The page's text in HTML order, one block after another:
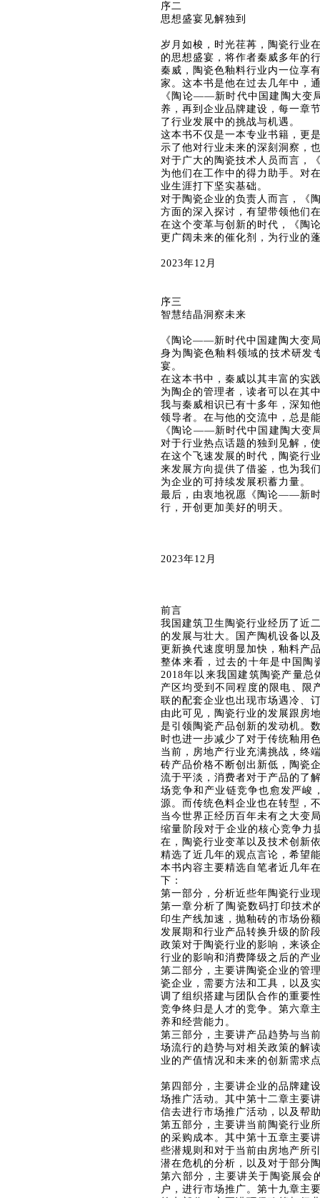
序二
思想盛宴见解独到
岁月如梭，时光荏苒，陶瓷行业
的思想盛宴，将作者秦威多年的
秦威，陶瓷色釉料行业内一位享
家。这本书是他在过去几年中，
《陶论——新时代中国建陶大变
养，再到企业品牌建设，每一章
了行业发展中的挑战与机遇。
这本书不仅是一本专业书籍，更
示了他对行业未来的深刻洞察，
对于广大的陶瓷技术人员而言，
为他们在工作中的得力助手。对
业生涯打下坚实基础。
对于陶瓷企业的负责人而言，《
方面的深入探讨，有望带领他们
在这个变革与创新的时代，《陶
更广阔未来的催化剂，为行业的
2023年12月
序三
智慧结晶洞察未来
《陶论——新时代中国建陶大变局
身为陶瓷色釉料领域的技术研发
宴。
在这本书中，秦威以其丰富的实
为陶企的管理者，读者可以在其
我与秦威相识已有十多年，深知
领导者。在与他的交流中，总是
《陶论——新时代中国建陶大变
对于行业热点话题的独到见解，
在这个飞速发展的时代，陶瓷行
来发展方向提供了借鉴，也为我
为企业的可持续发展积蓄力量。
最后，由衷地祝愿《陶论——新时
行，开创更加美好的明天。
2023年12月
前言
我国建筑卫生陶瓷行业经历了近
的发展与壮大。国产陶机设备以
更新换代速度明显加快，釉料产
整体来看，过去的十年是中国陶
2018年以来我国建筑陶瓷产量
产区均受到不同程度的限电、限
联的配套企业也出现市场遇冷、
由此可见，陶瓷行业的发展跟房
是引领陶瓷产品创新的发动机。
时也进一步减少了对于传统釉用
当前，房地产行业充满挑战，终
砖产品价格不断创出新低，陶瓷
流于平淡，消费者对于产品的了
场竞争和产业链竞争也愈发严峻
源。而传统色料企业也在转型，
当今世界正经历百年未有之大变
缩量阶段对于企业的核心竞争力
在，陶瓷行业变革以及技术创新
精选了近几年的观点言论，希望
本书内容主要精选自笔者近几年
下：
第一部分，分析近些年陶瓷行业
第一章分析了陶瓷数码打印技术
印生产线加速，抛釉砖的市场份
发展期和行业产品转换升级的阶
政策对于陶瓷行业的影响，来谈
行业的影响和消费降级之后的产
第二部分，主要讲陶瓷企业的管
瓷企业，需要方法和工具，以及
调了组织搭建与团队合作的重要
竞争终归是人才的竞争。第六章
养和经营能力。
第三部分，主要讲产品趋势与当
场流行的趋势与对相关政策的解
业的产值情况和未来的创新需求
第四部分，主要讲企业的品牌建
场推广活动。其中第十二章主要
信去进行市场推广活动，以及帮
第五部分，主要讲当前陶瓷行业
的采购成本。其中第十五章主要
些潜规则和对于当前由房地产所
潜在危机的分析，以及对于部分
第六部分，主要讲关于陶瓷展会
户，进行市场推广。第十九章主